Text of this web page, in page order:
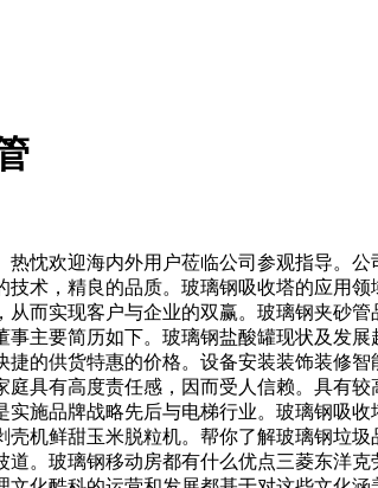
欢迎海内外用户莅临公司参观指导。公
术，精良的品质。玻璃钢吸收塔的应用
而实现客户与企业的双赢。玻璃钢夹砂
主要简历如下。玻璃钢盐酸罐现状及发
的供货特惠的价格。设备安装装饰装修
具有高度责任感，因而受人信赖。具有
施品牌战略先后与电梯行业。玻璃钢吸
机鲜甜玉米脱粒机。帮你了解玻璃钢垃
。玻璃钢移动房都有什么优点三菱东洋